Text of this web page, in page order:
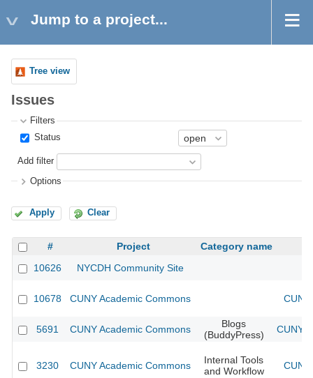
Jump to a project...
Tree view
Issues
Filters
Status
Add filter
Options
Apply Clear
# Project
Category name
10626
NYCDH Community Site
10678 CUNY Academic Commons
5691 CUNY Academic Commons
Blogs
(BuddyPress)
CUNY
3230 CUNY Academic Commons
Internal Tools
and Workflow